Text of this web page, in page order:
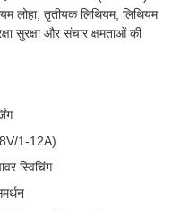
लोहा, तृतीयक लिथियम, लिथियम
सुरक्षा और संचार क्षमताओं की
1-12A)
स्विचिंग